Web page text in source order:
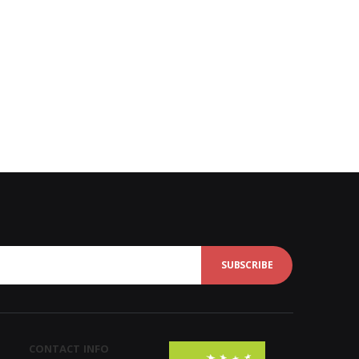
SUBSCRIBE
CONTACT INFO